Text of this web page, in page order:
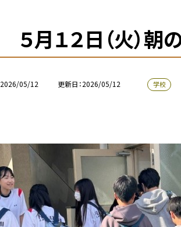
５月１２日（火）朝
2026/05/12 更新日 2026/05/12 学校